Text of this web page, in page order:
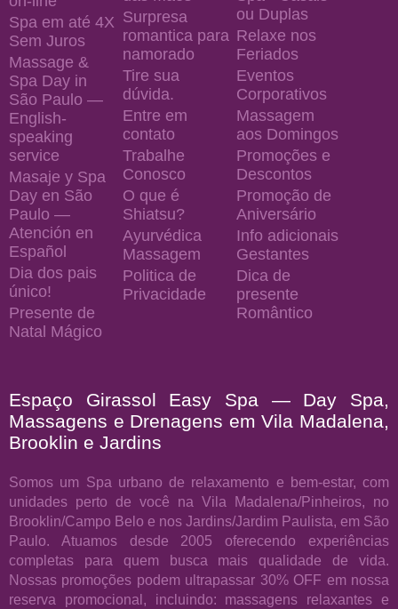
Spa em até 4X
Sem Juros
Massage &
Spa Day in
São Paulo —
English-
speaking
service
Masaje y Spa
Day en São
Paulo —
Atención en
Español
Dia dos pais
único!
Presente de
Natal Mágico
Surpresa
romantica para
namorado
Tire sua
dúvida.
Entre em
contato
Trabalhe
Conosco
O que é
Shiatsu?
Ayurvédica
Massagem
Politica de
Privacidade
ou Duplas
Relaxe nos
Feriados
Eventos
Corporativos
Massagem
aos Domingos
Promoções e
Descontos
Promoção de
Aniversário
Info adicionais
Gestantes
Dica de
presente
Romântico
Espaço Girassol Easy Spa — Day Spa,
Massagens e Drenagens em Vila Madalena,
Brooklin e Jardins
Somos um Spa urbano de relaxamento e bem-estar, com
unidades perto de você na Vila Madalena/Pinheiros, no
Brooklin/Campo Belo e nos Jardins/Jardim Paulista, em São
Paulo. Atuamos desde 2005 oferecendo experiências
completas para quem busca mais qualidade de vida.
Nossas promoções podem ultrapassar 30% OFF em nossa
reserva promocional, incluindo: massagens relaxantes e